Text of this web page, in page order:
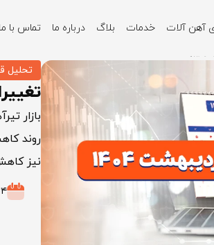
آهن آلات خدمات بلاگ درباره ما تماس با ما
تحلیل
روند
نیز